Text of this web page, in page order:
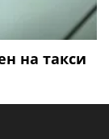
на такси